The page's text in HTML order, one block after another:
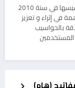
مدونة تقنية يوجد مقرها في المغرب, و قد تم تأسيسها في سنة 2010
في إثراء و تعزيز
بالحواسيب